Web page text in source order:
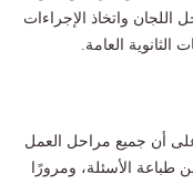
اللجان واتخاذ الإجراءات
الثانوية العامة.
على أن جميع مراحل العمل
طباعة الأسئلة، ومرورًا